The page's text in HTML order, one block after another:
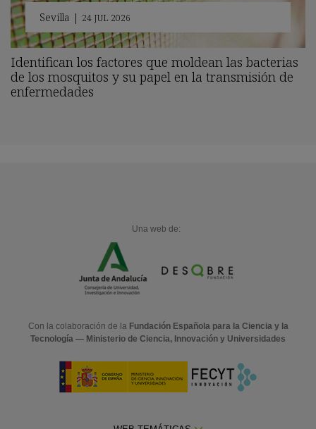
Sevilla | 24 JUL 2026
Identifican los factores que moldean las bacterias
de los mosquitos y su papel en la transmisión de
enfermedades
Una web de:
Con la colaboración de la Fundación Española para la Ciencia y la
Tecnología — Ministerio de Ciencia, Innovación y Universidades